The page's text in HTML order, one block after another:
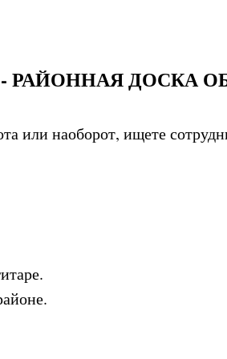
или наоборот, ищете
РАЙОННАЯ ДОСКА